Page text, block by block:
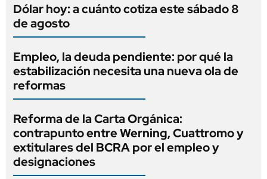
Dólar hoy: a cuánto cotiza este sábado 8
de agosto
Empleo, la deuda pendiente: por qué la
estabilización necesita una nueva ola de
reformas
Reforma de la Carta Orgánica:
contrapunto entre Werning, Cuattromo y
extitulares del BCRA por el empleo y
designaciones